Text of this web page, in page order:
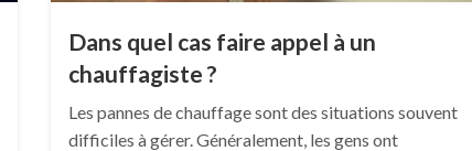
Dans quel cas faire appel à un
chauffagiste ?
Les pannes de chauffage sont des situations souvent
difficiles à gérer. Généralement, les gens ont